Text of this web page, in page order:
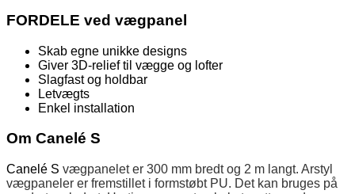
FORDELE ved vægpanel
Skab egne unikke designs
Giver 3D-relief til vægge og lofter
Slagfast og holdbar
Letvægts
Enkel installation
Om Canelé S
Canelé S vægpanelet er 300 mm bredt og 2 m langt. Arstyl
vægpaneler er fremstillet i formstøbt PU. Det kan bruges på